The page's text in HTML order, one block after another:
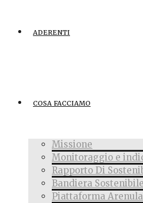
ADERENTI
COSA FACCIAMO
Missione
Monitoraggio e
Rapporto Di
Bandiera Sostenibile
Piattaforma Arenula